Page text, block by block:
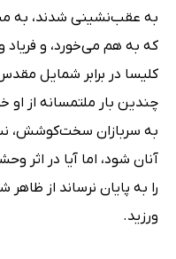
به عقب‌نشینى شدند، به
که به هم مى‌خورد، و
کلیسا در برابر شمایل
چندین بار ملتمسانه از او
به سربازان سخت‌کوشش،
آنان شود، اما آیا در اثر
را به پایان نرساند از ظاهر
ورزید.